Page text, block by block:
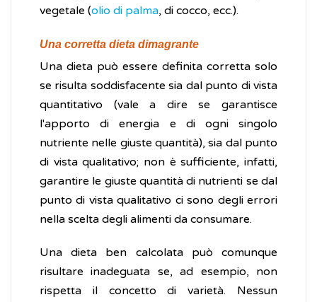
vegetale (olio di palma, di cocco, ecc.).
Una corretta dieta dimagrante
Una dieta può essere definita corretta solo
se risulta soddisfacente sia dal punto di vista
quantitativo (vale a dire se garantisce
l'apporto di energia e di ogni singolo
nutriente nelle giuste quantità), sia dal punto
di vista qualitativo; non è sufficiente, infatti,
garantire le giuste quantità di nutrienti se dal
punto di vista qualitativo ci sono degli errori
nella scelta degli alimenti da consumare.
Una dieta ben calcolata può comunque
risultare inadeguata se, ad esempio, non
rispetta il concetto di varietà. Nessun